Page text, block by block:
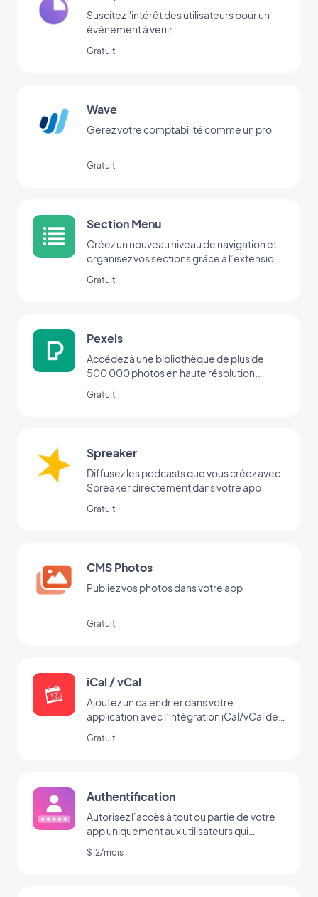
Suscitez l'intérêt des utilisateurs pour un
événement à venir
Gratuit
Wave
Gérez votre comptabilité comme un pro
Gratuit
Section Menu
Créez un nouveau niveau de navigation et
organisez vos sections grâce à l’extension
Gratuit
Pexels
Accédez à une bibliothèque de plus de
500 000 photos en haute résolution,
Gratuit
Spreaker
Diffusez les podcasts que vous créez avec
Spreaker directement dans votre app
Gratuit
CMS Photos
Publiez vos photos dans votre app
Gratuit
iCal / vCal
Ajoutez un calendrier dans votre
application avec l’intégration iCal/vCal de
Gratuit
Authentification
Autorisez l’accès à tout ou partie de votre
app uniquement aux utilisateurs qui
possèdent un login/password
$12/mois